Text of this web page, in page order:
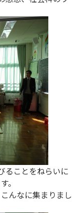
ることをねらいに
。
んなに集まりまし